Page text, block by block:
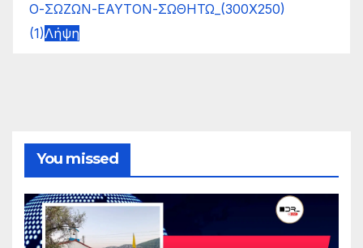
Ο-ΣΩΖΩΝ-ΕΑΥΤΟΝ-ΣΩΘΗΤΩ_(300Χ250)
(1)Λήψη
You missed